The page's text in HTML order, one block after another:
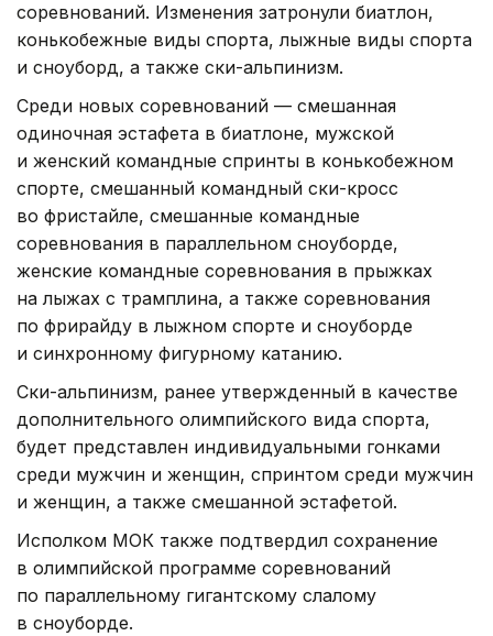
соревнований. Изменения затронули биатлон,
конькобежные виды спорта, лыжные виды спорта
и сноуборд, а также ски-альпинизм.
Среди новых соревнований — смешанная
одиночная эстафета в биатлоне, мужской
и женский командные спринты в конькобежном
спорте, смешанный командный ски-кросс
во фристайле, смешанные командные
соревнования в параллельном сноуборде,
женские командные соревнования в прыжках
на лыжах с трамплина, а также соревнования
по фрирайду в лыжном спорте и сноуборде
и синхронному фигурному катанию.
Ски-альпинизм, ранее утвержденный в качестве
дополнительного олимпийского вида спорта,
будет представлен индивидуальными гонками
среди мужчин и женщин, спринтом среди мужчин
и женщин, а также смешанной эстафетой.
Исполком МОК также подтвердил сохранение
в олимпийской программе соревнований
по параллельному гигантскому слалому
в сноуборде.